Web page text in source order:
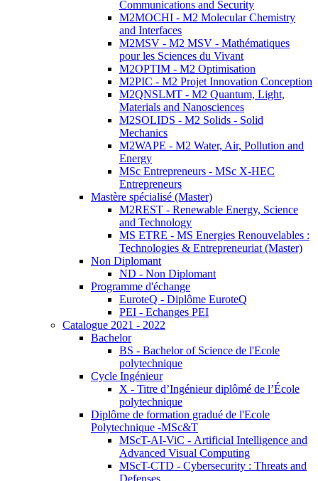
Communications and Security
M2MOCHI - M2 Molecular Chemistry
and Interfaces
M2MSV - M2 MSV - Mathématiques
pour les Sciences du Vivant
M2OPTIM - M2 Optimisation
M2PIC - M2 Projet Innovation Conception
M2QNSLMT - M2 Quantum, Light,
Materials and Nanosciences
M2SOLIDS - M2 Solids - Solid
Mechanics
M2WAPE - M2 Water, Air, Pollution and
Energy
MSc Entrepreneurs - MSc X-HEC
Entrepreneurs
Mastère spécialisé (Master)
M2REST - Renewable Energy, Science
and Technology
MS ETRE - MS Energies Renouvelables :
Technologies & Entrepreneuriat (Master)
Non Diplomant
ND - Non Diplomant
Programme d'échange
EuroteQ - Diplôme EuroteQ
PEI - Echanges PEI
Catalogue 2021 - 2022
Bachelor
BS - Bachelor of Science de l'Ecole
polytechnique
Cycle Ingénieur
X - Titre d’Ingénieur diplômé de l’École
polytechnique
Diplôme de formation gradué de l'Ecole
Polytechnique -MSc&T
MScT-AI-ViC - Artificial Intelligence and
Advanced Visual Computing
MScT-CTD - Cybersecurity : Threats and
Defenses